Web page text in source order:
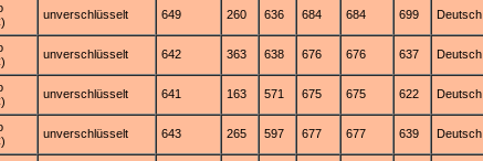
unverschlüsselt 649 260 636 684 684 699 Deutsch
unverschlüsselt 642 363 638 676 676 637 Deutsch
unverschlüsselt 641 163 571 675 675 622 Deutsch
unverschlüsselt 643 265 597 677 677 639 Deutsch